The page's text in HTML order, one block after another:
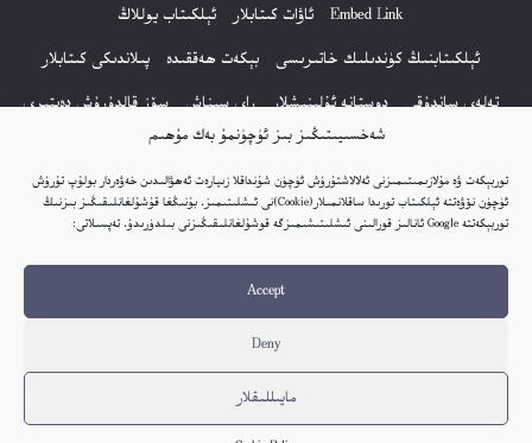
شەخسىيىتىڭىز بىز ئۈچۈنمۇ بەك مۇھىم
توربېكەت ۋە مۇلازىمىتىمىزنى ئەلالاشتۇرۇش ئۈچۈن شۇنداقلا زىيارەت ئەھۋالىدىن خەۋەردار بولۇپ تۇرۇش
ئۈچۈن نۆۋەتتە ئېلكىتاب تورىدا ساقلانمىلار(Cookie)نى ئىشلىتىمىز. بۇنىڭغا قۇشۇلغانلىقىڭىز بىزنىڭ
توربېكەتتە Google ئانالىز قورالىنى ئىشلىتىشىمىزگە قوشۇلغانلىقىڭىزنى بىلدۈرىدۇ. تەپسىلاتى:
Accept
Deny
مايىللىقلار
Embed Link ئاۋات كىتابلار
ئېلكىتاب يوللاڭ
ئېلكىتابنىڭ كۈندىلىك خاتىرىسى
بېكەت ھەققىدە
پىلاندىكى كىتابلار
تەلەي ساندۇقى
دوستانە ئۇلىنىشلار راي سىناش
سۆز قالدۇرۇش دەپتىرى
كۆپ سورالغان سۇئاللار
كىتاب تىزىملىكى
مەخپىيەتلىك باياناتى
نەشىر ھوقۇقى باياناتى
© 2017-2026 تور بېكەتنىڭ بارلىق ھوقۇقى ئېلكىتاب تورى غا مەنسۇپ.
ھەر كۈنى يېڭى كىتابلار قوشۇلىۋاتىدۇ...